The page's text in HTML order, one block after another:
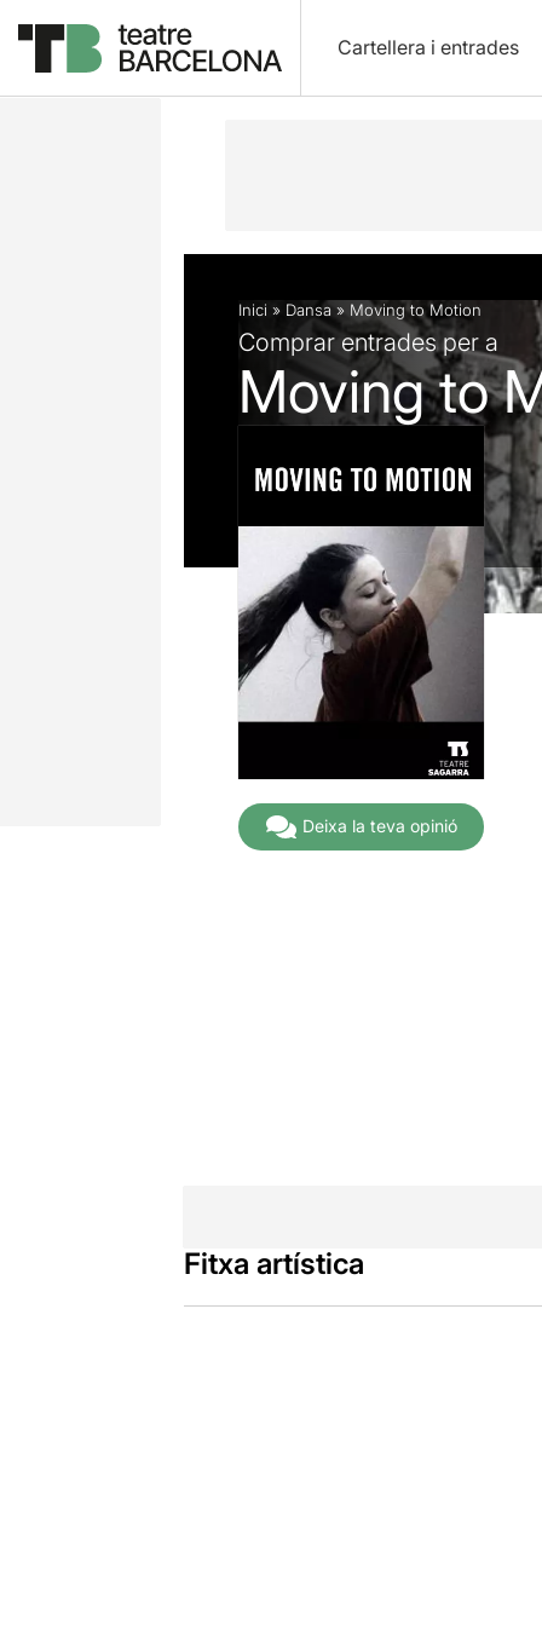
Cartellera i entrades
Descripció Fitxa artística
Inici » Dansa » Moving to Motion
Comprar entrades per a
Moving to
Deixa la teva opinió
Fitxa artística